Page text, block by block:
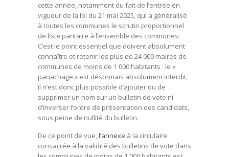
cette année, notamment du fait de l’entrée en
vigueur de la loi du 21 mai 2025, qui a généralisé
à toutes les communes le scrutin proportionnel
de liste paritaire à l’ensemble des communes.
C’est le point essentiel que doivent absolument
connaître et retenir les plus de 24 000 maires de
communes de moins de 1 000 habitants : le «
panachage » est désormais absolument interdit,
il n’est donc plus possible d’ajouter ou de
supprimer un nom sur un bulletin de vote ni
d’inverser l’ordre de présentation des candidats,
sous peine de nullité du bulletin.
De ce point de vue,l’annexe à la circulaire
consacrée à la validité des bulletins de vote dans